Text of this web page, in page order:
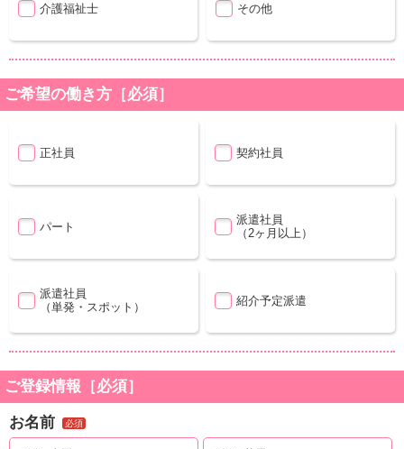
介護福祉士 その他
ご希望の働き方［必須］
正社員 契約社員
パート
派遣社員
（2ヶ月以上）
派遣社員
（単発・スポット）
紹介予定派遣
ご登録情報［必須］
お名前 必須